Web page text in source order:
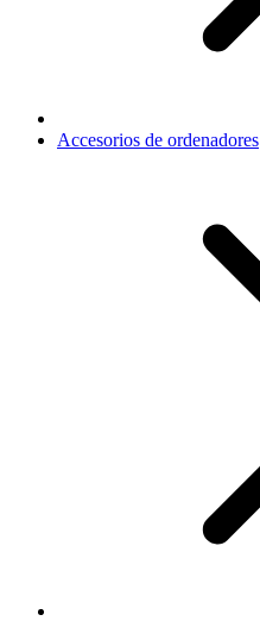
Accesorios de ordenadores